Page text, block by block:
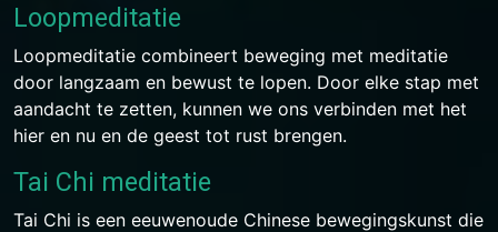
Loopmeditatie
Loopmeditatie combineert beweging met meditatie
door langzaam en bewust te lopen. Door elke stap met
aandacht te zetten, kunnen we ons verbinden met het
hier en nu en de geest tot rust brengen.
Tai Chi meditatie
Tai Chi is een eeuwenoude Chinese bewegingskunst die